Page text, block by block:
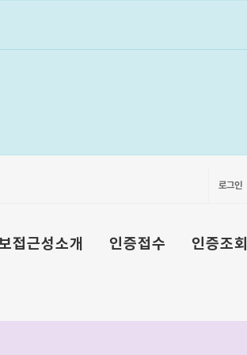
로그인
접근성소개 인증접수 인증조회